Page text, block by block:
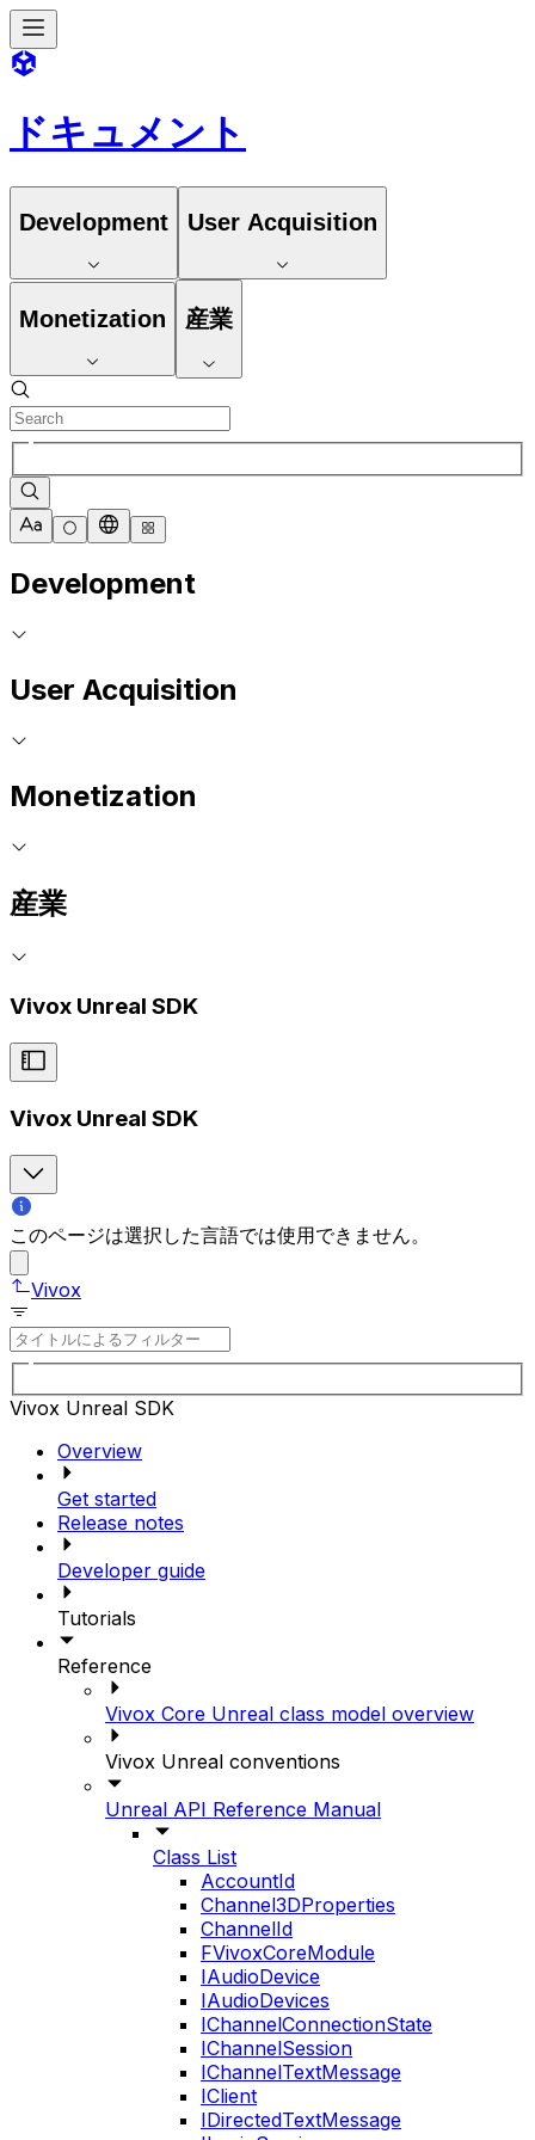
ドキュメント
Development User Acquisition
Monetization 産業
Development
User Acquisition
Monetization
産業
Vivox Unreal SDK
Vivox Unreal SDK
このページは選択した言語では使用できません。
Vivox
Vivox Unreal SDK
Overview
Get started
Release notes
Developer guide
Tutorials
Reference
Vivox Core Unreal class model overview
Vivox Unreal conventions
Unreal API Reference Manual
Class List
AccountId
Channel3DProperties
ChannelId
FVivoxCoreModule
IAudioDevice
IAudioDevices
IChannelConnectionState
IChannelSession
IChannelTextMessage
IClient
IDirectedTextMessage